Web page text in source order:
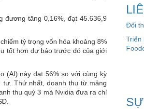
và
giá
dầu
đương tăng 0,16%, đạt 45.636,9
tỷ trọng vốn hóa khoảng 8%
tốt hơn dự báo trước đó của giới
(AI) này đạt 56% so với cùng kỳ
tư. Thứ nhất, doanh thu từ mảng
thu quý 3 mà Nvidia đưa ra chỉ
Đối
Triển